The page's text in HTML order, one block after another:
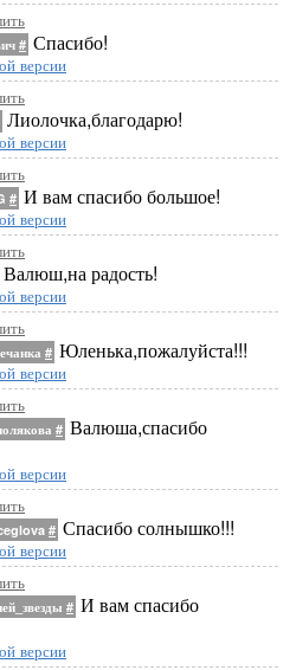
...Здесь будет
...Здесь будет
# Спасибо!
версии
Лиолочка,благодарю!
версии
# И вам спасибо большое!
версии
Валюш,на радость!
версии
# Юленька,пожалуйста!!!
версии
# Валюша,спасибо
версии
# Спасибо солнышко!!!
версии
# И вам спасибо
версии